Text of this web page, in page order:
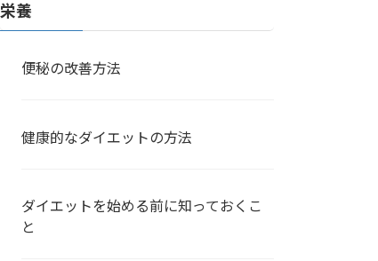
栄養
便秘の改善方法
健康的なダイエットの方法
ダイエットを始める前に知っておくこ
と